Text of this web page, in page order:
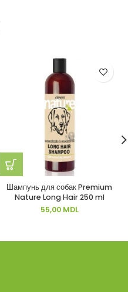
Шампунь для собак Premium
Nature Long Hair 250 ml
55,00 MDL